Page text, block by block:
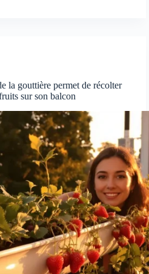
la gouttière permet de récolter
sur son balcon